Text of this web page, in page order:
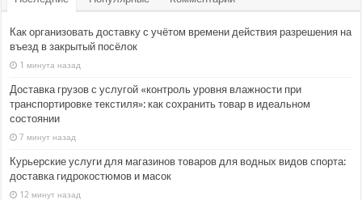
Как организовать доставку с учётом времени действия разрешения на
въезд в закрытый посёлок
1 минута назад
Доставка грузов с услугой «контроль уровня влажности при
транспортировке текстиля»: как сохранить товар в идеальном
состоянии
7 минут назад
Курьерские услуги для магазинов товаров для водных видов спорта:
доставка гидрокостюмов и масок
12 минут назад